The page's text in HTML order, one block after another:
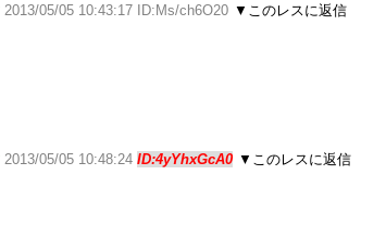
2013/05/05 10:43:17 ID:Ms/ch6O20 ▼このレスに返信
2013/05/05 10:48:24 ID:4yYhxGcA0 ▼このレスに返信